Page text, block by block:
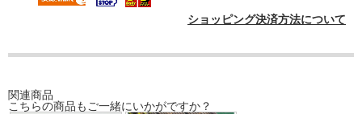
ショッピング決済方法について
関連商品
こちらの商品もご一緒にいかがですか？